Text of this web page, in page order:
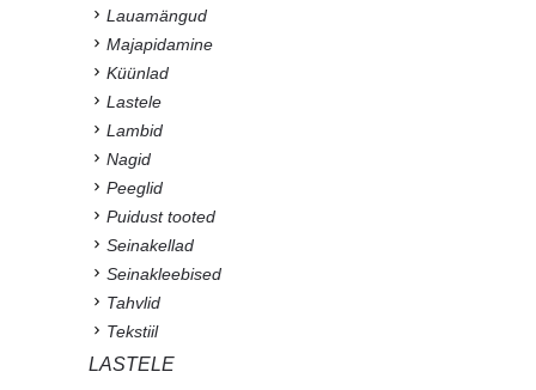
Lauamängud
Majapidamine
Küünlad
Lastele
Lambid
Nagid
Peeglid
Puidust tooted
Seinakellad
Seinakleebised
Tahvlid
Tekstiil
LASTELE